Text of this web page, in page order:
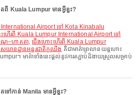
Kuala Lumpur មានអ្វីខ្លះ?
ហើរពី Kuala Lumpur International Airport ទៅ
ាណូ–ហាតតា,ជើងហោះហើរពី Kuala Lumpur
យានដ្ឋានអន្តរជាតិកូឈីង គឺជាមាគ៌ាព្រលានយន្តហោះ
។ មាគ៌ាទាំងនេះផ្តល់នូវការតភ្ជាប់ដ៏ងាយស្រួលសម្រាប់
ៅកាន់ Manila មានអ្វីខ្លះ?